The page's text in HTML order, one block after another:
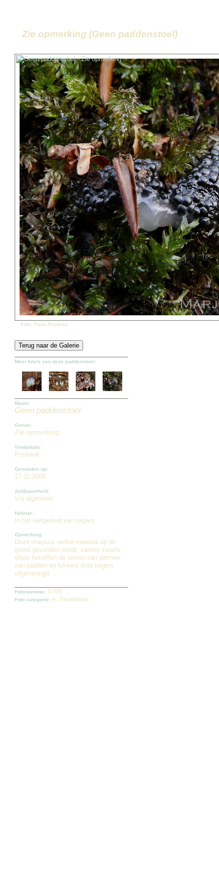
Zie opmerking (Geen paddenstoel)
Foto: Pano Psathas
Meer foto's van deze paddenstoel:
Naam:
Geen paddenstoel
Genus:
Zie opmerking
Vindplaats:
Posbank
Gevonden op:
17-11-2008
Zeldzaamheid:
Vrij algemeen
Habitat:
In het leefgebied van reigers.
Opmerking:
Deze masssa, welke meestal op de
grond gevonden wordt, samen zwarte
eitjes betreffen de resten van darmen
van padden en kikkers door reigers
uitgespuugd.
Fotonummer: 0793
Foto categorie: e. thuretiana